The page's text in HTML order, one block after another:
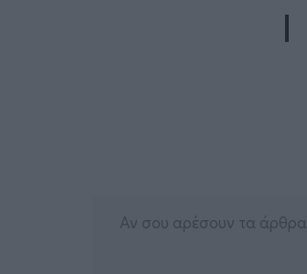
Αν σου αρέσουν τα